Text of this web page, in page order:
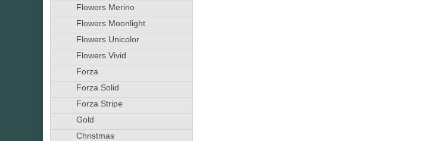
Flowers Merino
Flowers Moonlight
Flowers Unicolor
Flowers Vivid
Forza
Forza Solid
Forza Stripe
Gold
Christmas